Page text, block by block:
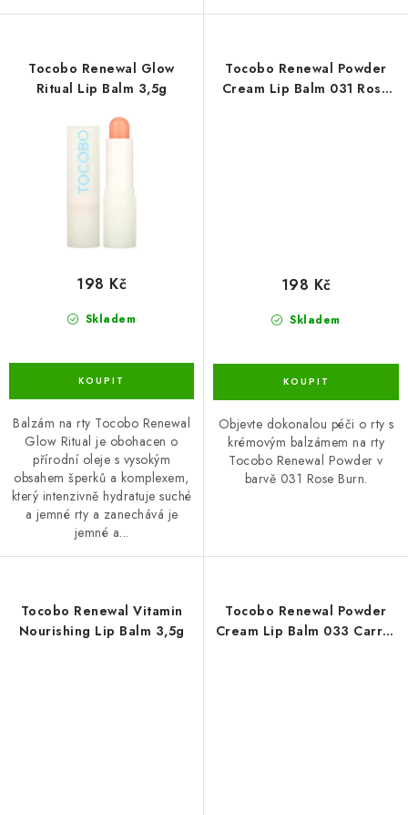
Tocobo Renewal Glow
Ritual Lip Balm 3,5g
Skladem
198 Kč
Balzám na rty Tocobo Renewal
Glow Ritual je obohacen o
přírodní oleje s vysokým
obsahem šperků a komplexem,
který intenzivně hydratuje suché
a jemné rty a zanechává je
jemné a...
Tocobo Renewal Powder
Cream Lip Balm 031 Rose
Skladem
198 Kč
Objevte dokonalou péči o rty s
krémovým balzámem na rty
Tocobo Renewal Powder v
barvě 031 Rose Burn.
Tocobo Renewal Vitamin
Nourishing Lip Balm 3,5g
Tocobo Renewal Powder
Cream Lip Balm 033 Carrot